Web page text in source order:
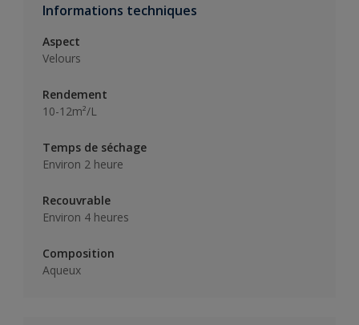
Informations techniques
Aspect
Velours
Rendement
10-12m²/L
Temps de séchage
Environ 2 heure
Recouvrable
Environ 4 heures
Composition
Aqueux